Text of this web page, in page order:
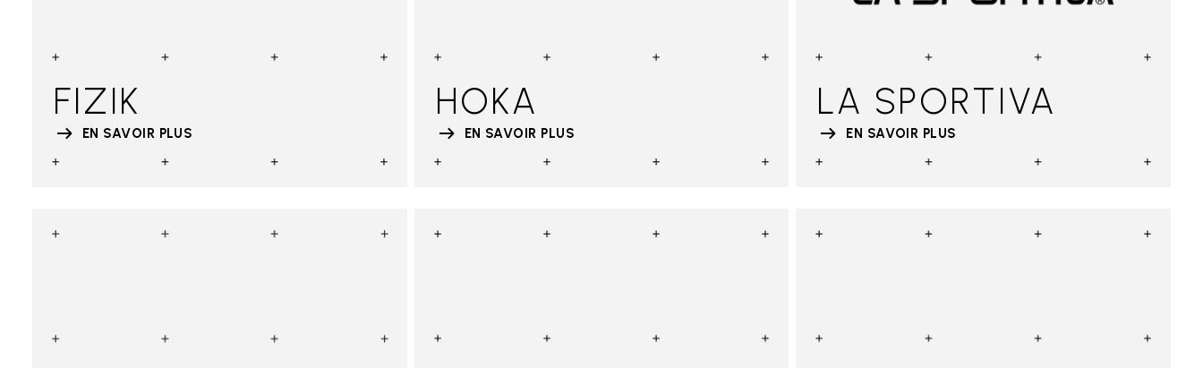
FIZIK
EN SAVOIR PLUS
HOKA
EN SAVOIR PLUS
LA SPORTIVA
EN SAVOIR PLUS